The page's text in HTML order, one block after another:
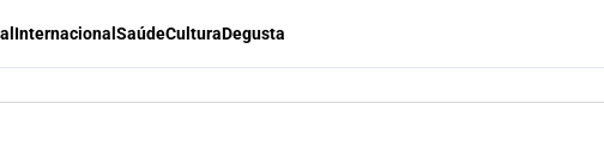
Internacional SaúdeCulturaDegusta